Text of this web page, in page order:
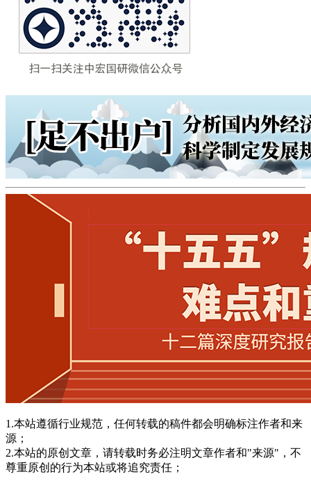
1.本站遵循行业规范，任何转载的稿件都会明确标注作者和来
源；
2.本站的原创文章，请转载时务必注明文章作者和"来源"，不
尊重原创的行为本站或将追究责任；